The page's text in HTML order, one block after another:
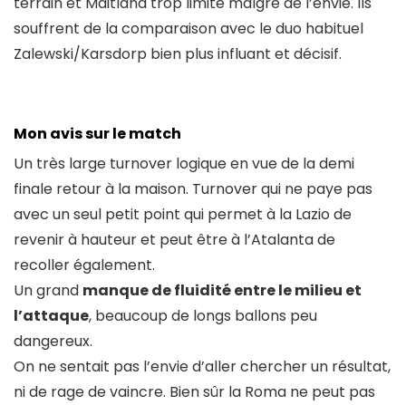
souffrent de la comparaison avec le duo habituel
Zalewski/Karsdorp bien plus influant et décisif.
Mon avis sur le match
Un très large turnover logique en vue de la demi
finale retour à la maison. Turnover qui ne paye pas
avec un seul petit point qui permet à la Lazio de
revenir à hauteur et peut être à l’Atalanta de
recoller également.
Un grand manque de fluidité entre le milieu et
l’attaque, beaucoup de longs ballons peu
dangereux.
On ne sentait pas l’envie d’aller chercher un résultat,
ni de rage de vaincre. Bien sûr la Roma ne peut pas